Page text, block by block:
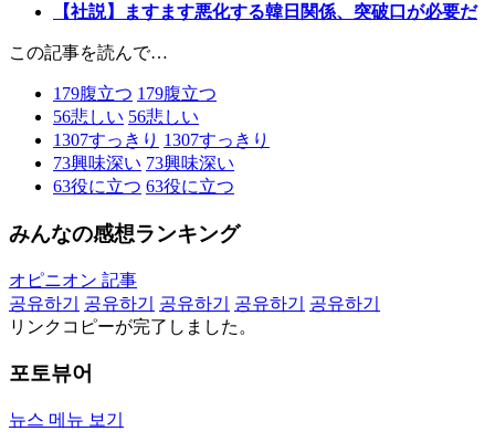
【社説】ますます悪化する韓日関係、突破口が必要だ
この記事を読んで…
179腹立つ 179腹立つ
56悲しい 56悲しい
1307すっきり 1307すっきり
73興味深い 73興味深い
63役に立つ 63役に立つ
みんなの感想ランキング
オピニオン 記事
공유하기
공유하기 공유하기 공유하기
공유하기
リンクコピーが完了しました。
포토뷰어
뉴스 메뉴 보기